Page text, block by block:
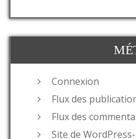
Connexion
Flux des
Flux des
Site de WordPress-